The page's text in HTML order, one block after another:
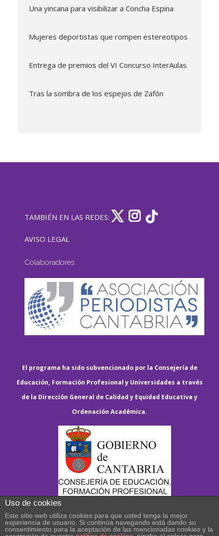
Una yincana para visibilizar a Concha Espina
Mujeres deportistas que rompen estereotipos
Entrega de premios del VI Concurso InterAulas
Tras la sombra de los espejos de Zafón
TAMBIÉN EN LAS REDES:
AVISO LEGAL
Colaboradores
El programa ha sido subvencionado por la Consejería de
Educación, Formación Profesional y Universidades a través
de la Dirección General de Calidad y Equidad Educativa y
Ordenación Académica.
Uso de cookies
Este sitio web utiliza cookies para que usted tenga la mejor
experiencia de usuario. Si continúa navegando está dando su
consentimiento para la aceptación de las mencionadas cookies y la